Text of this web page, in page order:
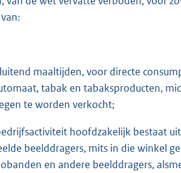
maaltijden, voor directe
tabak en tabaksproducten,
te worden verkocht;
hoofdzakelijk bestaat
beelddragers, mits in die winkel
en andere beelddragers,